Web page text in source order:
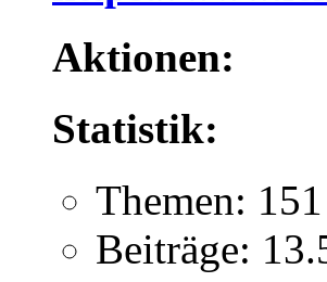
Aktionen:
Statistik:
Themen: 151
Beiträge: